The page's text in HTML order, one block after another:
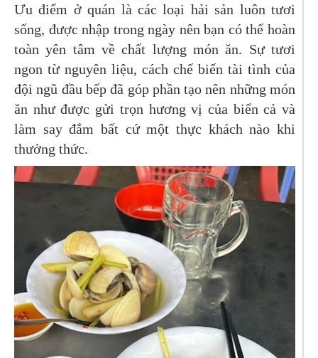
Ưu điểm ở quán là các loại hải sản luôn tươi
sống, được nhập trong ngày nên bạn có thể hoàn
toàn yên tâm về chất lượng món ăn. Sự tươi
ngon từ nguyên liệu, cách chế biến tài tình của
đội ngũ đầu bếp đã góp phần tạo nên những món
ăn như được gửi trọn hương vị của biển cả và
làm say đắm bất cứ một thực khách nào khi
thưởng thức.